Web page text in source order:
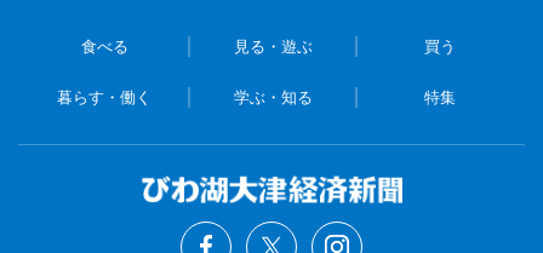
食べる 見る・遊ぶ 買う
暮らす・働く 学ぶ・知る 特集